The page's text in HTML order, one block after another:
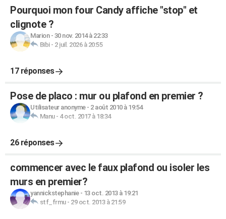
Pourquoi mon four Candy affiche "stop" et
clignote ?
Marion- 30 nov. 2014 à 22:33
Bibi- 2 juil. 2026 à 20:55
17 réponses
Pose de placo : mur ou plafond en premier ?
Utilisateur anonyme- 2 août 2010 à 19:54
Manu- 4 oct. 2017 à 18:34
26 réponses
commencer avec le faux plafond ou isoler les
murs en premier?
yannickstephanie- 13 oct. 2013 à 19:21
stf_frmu- 29 oct. 2013 à 21:59